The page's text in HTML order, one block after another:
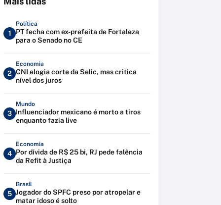
1
Política
PT fecha com ex-prefeita de Fortaleza
para o Senado no CE
2
Economia
CNI elogia corte da Selic, mas critica
nível dos juros
3
Mundo
Influenciador mexicano é morto a tiros
enquanto fazia live
4
Economia
Por dívida de R$ 25 bi, RJ pede falência
da Refit à Justiça
5
Brasil
Jogador do SPFC preso por atropelar e
matar idoso é solto